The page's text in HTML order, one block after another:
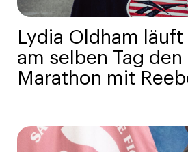
Lydia Oldham läuft
am selben Tag den
Marathon mit